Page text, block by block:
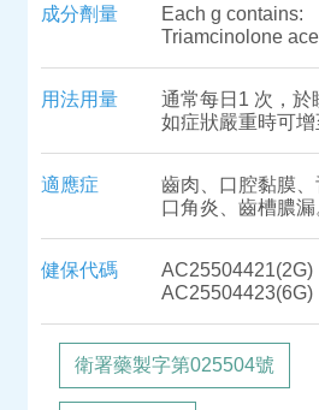
成分劑量
Each g contains:
Triamcinolone
用法用量
通常每日1 次，於
如症狀嚴重時可增
適應症
齒肉、口腔黏膜、
口角炎、齒槽膿漏
健保代碼
AC25504421(2G)
AC25504423(6G)
衛署藥製字第025504號